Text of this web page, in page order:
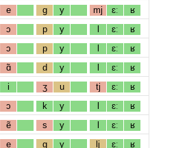
e g y mj ɛː ʁ
ɔ p y l ɛː ʁ
ɔ p y l ɛː ʁ
ɑ̃ d y l ɛː ʁ
i ʒ u tj ɛː ʁ
ɔ k y l ɛː ʁ
ẽ s y l ɛː ʁ
e g y lj ɛː ʁ